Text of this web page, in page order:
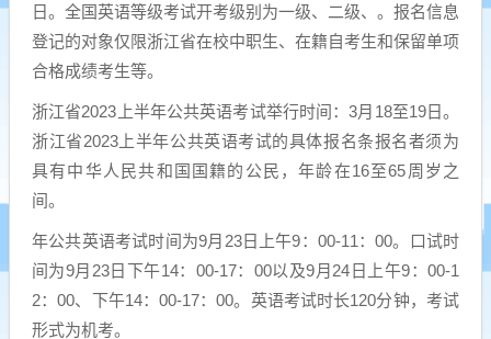
日。全国英语等级考试开考级别为一级、二级、。报名信息
登记的对象仅限浙江省在校中职生、在籍自考生和保留单项
合格成绩考生等。
浙江省2023上半年公共英语考试举行时间：3月18至19日。
浙江省2023上半年公共英语考试的具体报名条报名者须为
具有中华人民共和国国籍的公民，年龄在16至65周岁之
间。
年公共英语考试时间为9月23日上午9：00-11：00。口试时
间为9月23日下午14：00-17：00以及9月24日上午9：00-1
2：00、下午14：00-17：00。英语考试时长120分钟，考试
形式为机考。